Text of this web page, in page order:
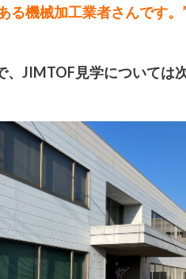
る機械加工業者さんです
、JIMTOF見学については